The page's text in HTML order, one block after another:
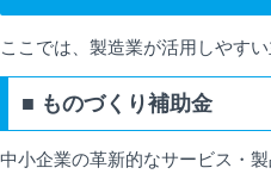
ここでは、製造業が活用しやす
■ ものづくり補助金
中小企業の革新的なサービス・